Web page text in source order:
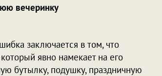
вечеринку
заключается в том, что
явно намекает на его
бутылку, подушку, праздничную